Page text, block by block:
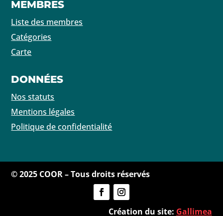
MEMBRES
Liste des membres
Catégories
Carte
DONNÉES
Nos statuts
Mentions légales
Politique de confidentialité
© 2025 COOR – Tous droits réservés
Création du site: Gallimea